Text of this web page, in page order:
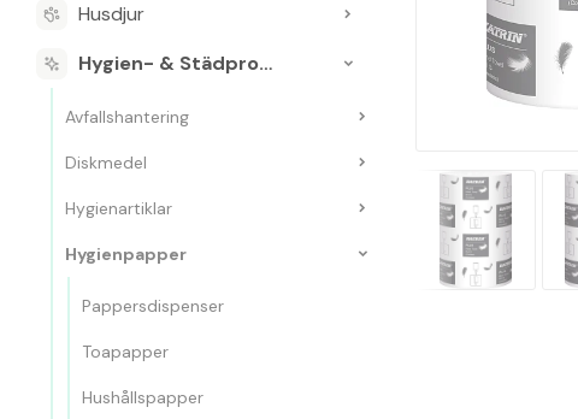
Husdjur
Hygien- & Städprodukter
Avfallshantering
Diskmedel
Hygienartiklar
Hygienpapper
Pappersdispenser
Toapapper
Hushållspapper